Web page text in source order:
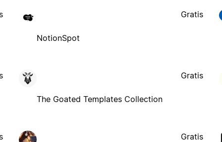
NotionSpot
Gratis
The Goated Templates Collection
Gratis
Gratis